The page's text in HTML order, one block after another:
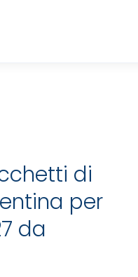
di
per
da